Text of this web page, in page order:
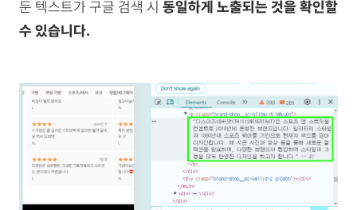
둔 텍스트가 구글 검색 시 동일하게 노출되는 것을 확인할
수 있습니다.